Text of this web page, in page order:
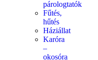
párologtatók
Fűtés,
hűtés
Háziállat
Karóra
–
okosóra